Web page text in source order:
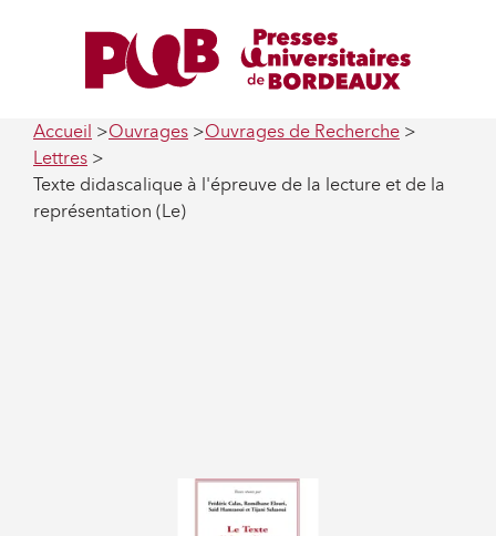
Accueil Ouvrages
Ouvrages de Recherche
Lettres
Texte didascalique à l'épreuve de la lecture et de la
représentation (Le)